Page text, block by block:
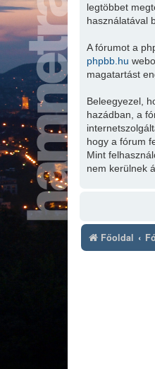
legtöbbet
használatával
A fórumot a
phpbb.hu
magatartást
Beleegyezel,
hazádban, a
hogy a fórum
Mint
nem kerülnek
Főoldal